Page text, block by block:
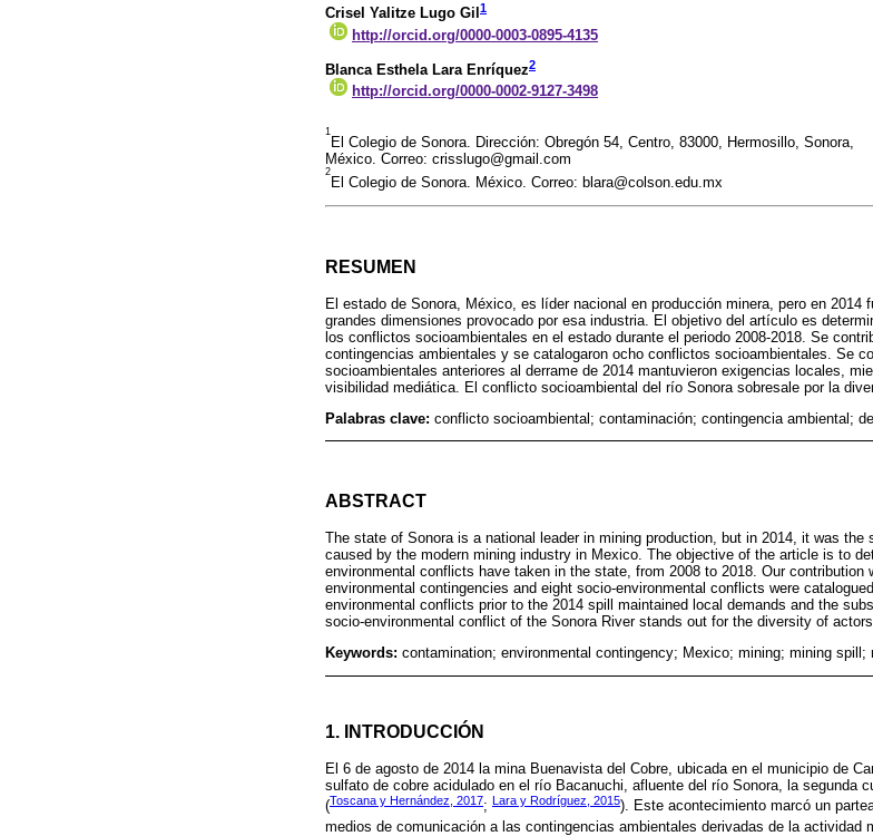
Crisel Yalitze Lugo Gil 1
http://orcid.org/0000-0003-0895-4135
Blanca Esthela Lara Enríquez2
http://orcid.org/0000-0002-9127-3498
1
El Colegio de Sonora. Dirección: Obregón 54, Centro, 83000, Hermosillo, Sonora,
México. Correo: crisslugo@gmail.com
2
El Colegio de Sonora. México. Correo: blara@colson.edu.mx
RESUMEN
El estado de Sonora, México, es líder nacional en producción minera, pero en 2014
grandes dimensiones provocado por esa industria. El objetivo del artículo es
los conflictos socioambientales en el estado durante el periodo 2008-2018. Se
contingencias ambientales y se catalogaron ocho conflictos socioambientales. Se
socioambientales anteriores al derrame de 2014 mantuvieron exigencias locales,
visibilidad mediática. El conflicto socioambiental del río Sonora sobresale por la
Palabras clave: conflicto socioambiental; contaminación; contingencia ambiental;
ABSTRACT
The state of Sonora is a national leader in mining production, but in 2014, it was
caused by the modern mining industry in Mexico. The objective of the article is to
environmental conflicts have taken in the state, from 2008 to 2018. Our
environmental contingencies and eight socio-environmental conflicts were
environmental conflicts prior to the 2014 spill maintained local demands and the
socio-environmental conflict of the Sonora River stands out for the diversity of
Keywords: contamination; environmental contingency; Mexico; mining; mining
1. INTRODUCCIÓN
El 6 de agosto de 2014 la mina Buenavista del Cobre, ubicada en el municipio de
sulfato de cobre acidulado en el río Bacanuchi, afluente del río Sonora, la segunda
(Toscana y Hernández, 2017; Lara y Rodríguez, 2015). Este acontecimiento marcó un
medios de comunicación a las contingencias ambientales derivadas de la actividad